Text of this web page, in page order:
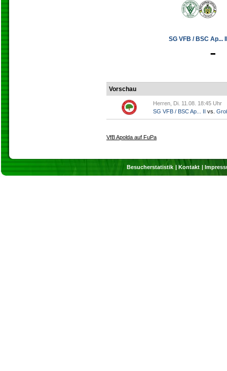
SG VFB / BSC Ap...
-
Vorschau
Herren, Di. 11.08. 18:45 Uhr
SG VFB / BSC Ap... II vs.
VfB Apolda auf FuPa
Besucherstatistik Kontakt